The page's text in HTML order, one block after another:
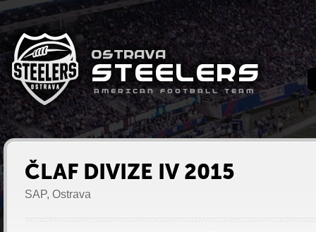
ČLAF DIVIZE IV 2015
SAP, Ostrava